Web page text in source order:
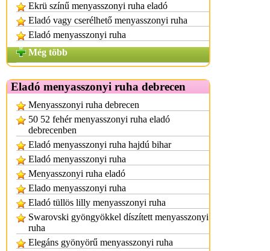
Ekrü színű menyasszonyi ruha eladó
Eladó vagy cserélhető menyasszonyi ruha
Eladó menyasszonyi ruha
Még több
Eladó menyasszonyi ruha debrecen
Menyasszonyi ruha debrecen
50 52 fehér menyasszonyi ruha eladó
debrecenben
Eladó menyasszonyi ruha hajdú bihar
Eladó menyasszonyi ruha
Menyasszonyi ruha eladó
Elado menyasszonyi ruha
Eladó tüllös lilly menyasszonyi ruha
Swarovski gyöngyökkel díszített menyasszonyi
ruha
Elegáns gyönyörű menyasszonyi ruha